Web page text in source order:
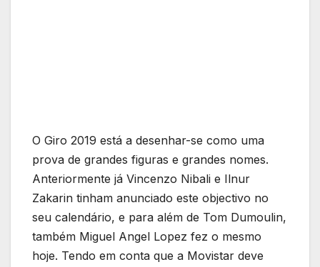
O Giro 2019 está a desenhar-se como uma
prova de grandes figuras e grandes nomes.
Anteriormente já Vincenzo Nibali e Ilnur
Zakarin tinham anunciado este objectivo no
seu calendário, e para além de Tom Dumoulin,
também Miguel Angel Lopez fez o mesmo
hoje. Tendo em conta que a Movistar deve